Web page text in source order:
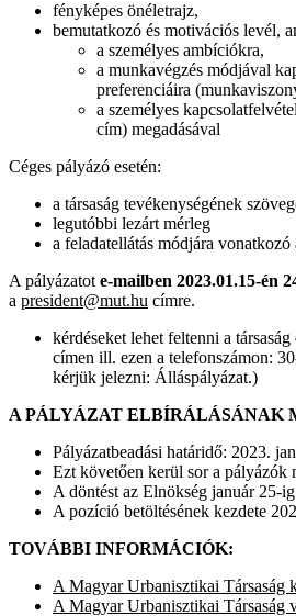
fényképes önéletrajz,
bemutatkozó és motivációs levél,
a személyes ambíciókra,
a munkavégzés módjával
preferenciáira
a személyes
cím) megadásával
Céges pályázó esetén:
a társaság tevékenységének
legutóbbi lezárt mérleg
a feladatellátás módjára vonatkozó
A pályázatot e-mailben 2023.01.15-én
a president@mut.hu címre.
kérdéseket lehet feltenni a
címen ill. ezen a telefonszámon:
kérjük jelezni: Álláspályázat.)
A PÁLYÁZAT ELBÍRÁLÁSÁNAK
Pályázatbeadási határidő: 2023.
Ezt követően kerül sor a pályázók
A döntést az Elnökség január 25-
A pozíció betöltésének kezdete
TOVÁBBI INFORMÁCIÓK:
A Magyar Urbanisztikai Társaság
A Magyar Urbanisztikai Társaság